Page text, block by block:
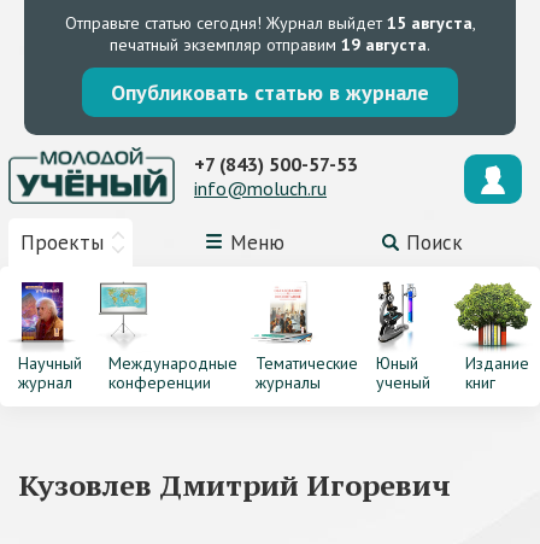
Отправьте статью сегодня! Журнал выйдет15 августа,
печатный экземпляр отправим 19 августа.
Опубликовать статью в журнале
Проекты Меню Поиск
+7 (843) 500-57-53
info@moluch.ru
Научный
журнал
Международные
конференции
Тематические
журналы
Юный
ученый
Издание
книг
Кузовлев Дмитрий Игоревич